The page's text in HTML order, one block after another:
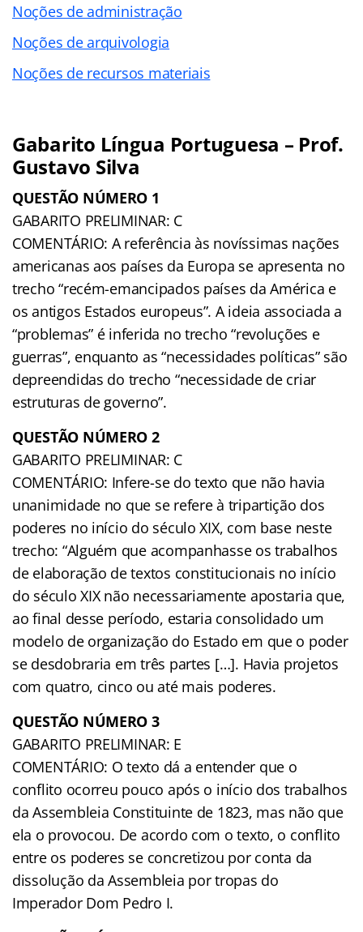
Noções de administração
Noções de arquivologia
Noções de recursos materiais
Gabarito Língua Portuguesa – Prof.
Gustavo Silva
QUESTÃO NÚMERO 1
GABARITO PRELIMINAR: C
COMENTÁRIO: A referência às novíssimas nações
americanas aos países da Europa se apresenta no
trecho “recém-emancipados países da América e
os antigos Estados europeus”. A ideia associada a
“problemas” é inferida no trecho “revoluções e
guerras”, enquanto as “necessidades políticas” são
depreendidas do trecho “necessidade de criar
estruturas de governo”.
QUESTÃO NÚMERO 2
GABARITO PRELIMINAR: C
COMENTÁRIO: Infere-se do texto que não havia
unanimidade no que se refere à tripartição dos
poderes no início do século XIX, com base neste
trecho: “Alguém que acompanhasse os trabalhos
de elaboração de textos constitucionais no início
do século XIX não necessariamente apostaria que,
ao final desse período, estaria consolidado um
modelo de organização do Estado em que o poder
se desdobraria em três partes […]. Havia projetos
com quatro, cinco ou até mais poderes.
QUESTÃO NÚMERO 3
GABARITO PRELIMINAR: E
COMENTÁRIO: O texto dá a entender que o
conflito ocorreu pouco após o início dos trabalhos
da Assembleia Constituinte de 1823, mas não que
ela o provocou. De acordo com o texto, o conflito
entre os poderes se concretizou por conta da
dissolução da Assembleia por tropas do
Imperador Dom Pedro I.